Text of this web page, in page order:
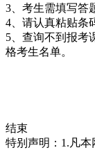
3、考生需填写答
4、请认真粘贴条
5、查询不到报考
格考生名单。
结束
特别声明：1.凡